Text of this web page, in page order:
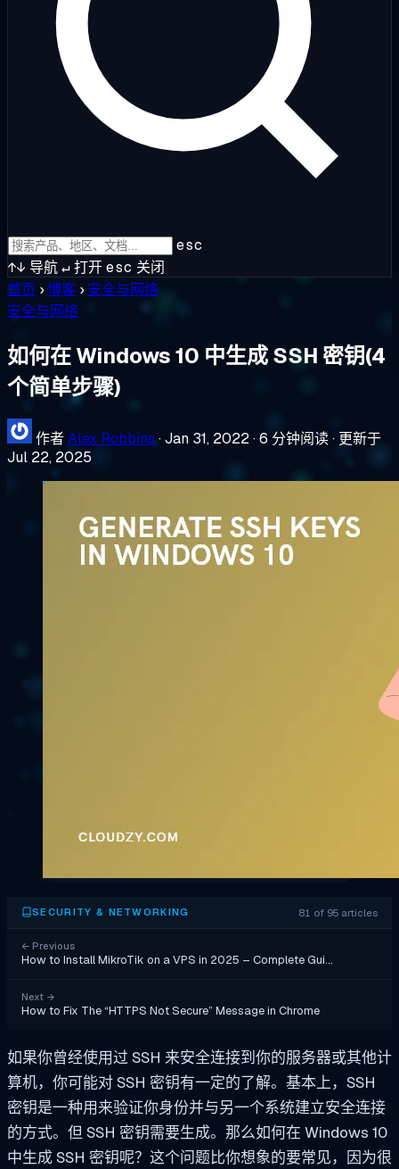
esc
↑↓ 导航↵打开esc 关闭
首页 ›博客 › 安全与网络
安全与网络
如何在 Windows 10 中生成 SSH 密钥(4
个简单步骤)
作者Alex Robbins ·Jan 31, 2022·6 分钟阅读· 更新于
Jul 22, 2025
SECURITY & NETWORKING 81 of 95 articles
← Previous
How to Install MikroTik on a VPS in 2025 – Complete Gui…
Next →
How to Fix The “HTTPS Not Secure” Message in Chrome
如果你曾经使用过 SSH 来安全连接到你的服务器或其他计
算机，你可能对 SSH 密钥有一定的了解。基本上，SSH
密钥是一种用来验证你身份并与另一个系统建立安全连接
的方式。但 SSH 密钥需要生成。那么如何在 Windows 10
中生成 SSH 密钥呢？这个问题比你想象的要常见，因为很